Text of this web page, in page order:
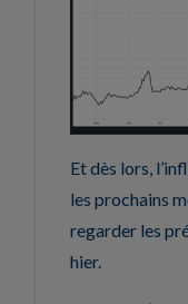
Et dès lors,
les prochains
regarder les
hier.